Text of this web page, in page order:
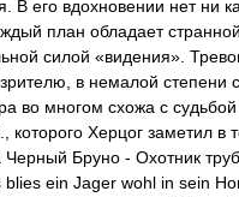
В его вдохновении нет ни
план обладает
силой «видения».
в немалой степени
во многом схожа с
которого Херцог заметил в
Бруно - Охотник
ein Jager wohl in sein